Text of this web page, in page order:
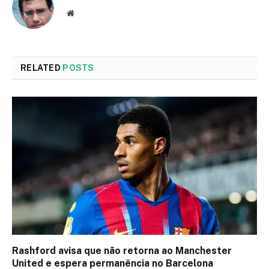
Website
RELATED POSTS
Rashford avisa que não retorna ao Manchester
United e espera permanência no Barcelona